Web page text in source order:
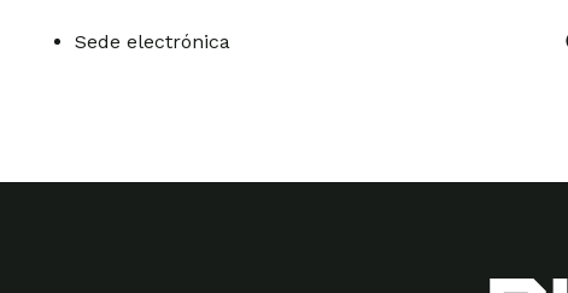
Sede electrónica